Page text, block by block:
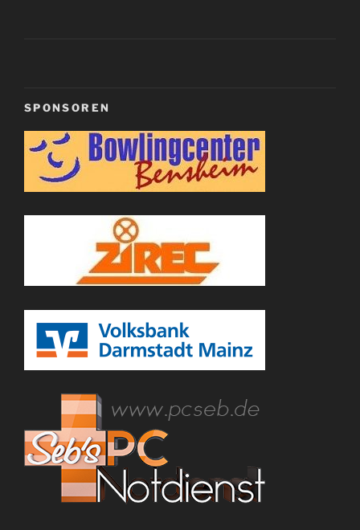
SPONSOREN